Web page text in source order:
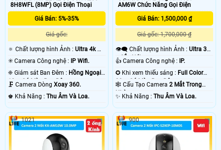
8H8WFL (8MP) Gọi Điện Thoại
Giá Bán: 5%-35%
Giá gốc:
🔅 Chất lượng hình Ảnh : Ultra 4k 👍🏾
.
✳️ Camera Công nghệ :
IP Wifi.
❈ Giám sát Ban Đêm : Hồng Ngoại
10m Có Màu Ban Ðêm.
🗜️ Camera Dòng Xoay 360.
️♚ Khả Năng : Thu Âm Và Loa.
AM6W Chức Năng Gọi Điện
Giá Bán: 1,500,000 ₫
Giá gốc: 1,700,000 ₫
👁️‍🗨 Chất lượng hình Ảnh :Ultra 3k
+ Sắc Nét .
👍 Camera Công nghệ :
IP.
✪ Khi xem thiếu sáng : Full Color
30m Có Màu Ban Ðêm.
🕸️ Cấu Tạo Camera2 Mắt Trong
Nhà.
️✨ Khả Năng :Thu Âm Và Loa.
1021 900